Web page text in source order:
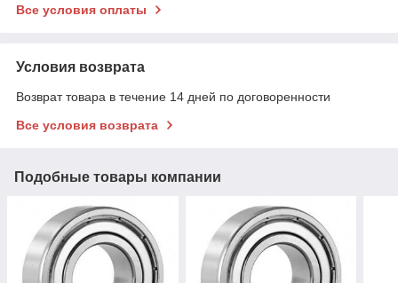
Все условия оплаты
Условия возврата
Возврат товара в течение 14 дней по договоренности
Все условия возврата
Подобные товары компании